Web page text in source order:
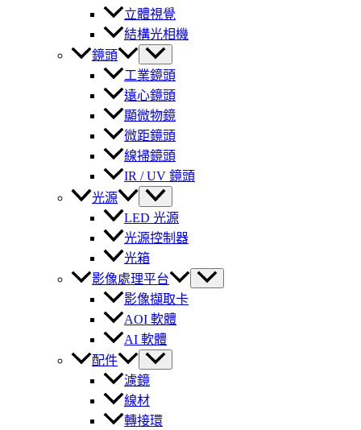
立體視覺
結構光相機
鏡頭
工業鏡頭
遠心鏡頭
顯微物鏡
微距鏡頭
線掃鏡頭
IR / UV 鏡頭
光源
LED 光源
光源控制器
光箱
影像處理平台
影像擷取卡
AOI 軟體
AI 軟體
配件
濾鏡
線材
轉接環